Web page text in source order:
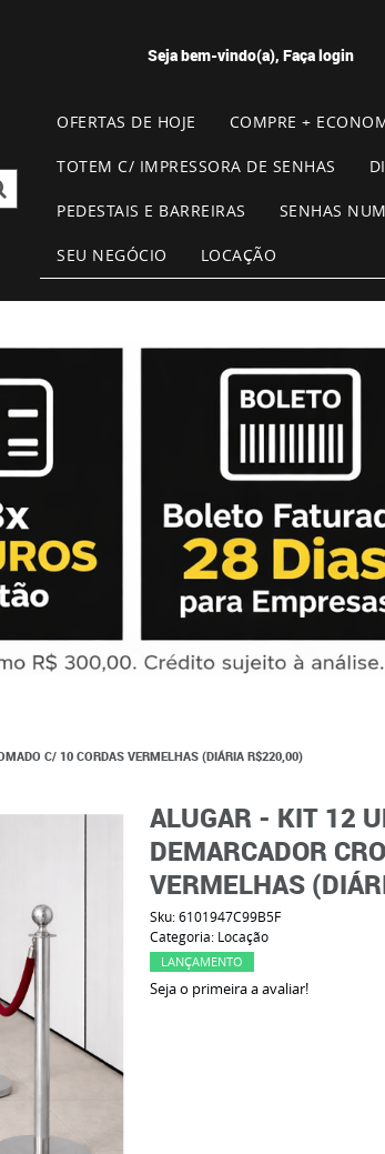
Seja bem-vindo(a), Faça login
OFERTAS DE HOJE COMPRE +
TOTEM C/ IMPRESSORA DE SENHAS
PEDESTAIS E BARREIRAS SENHAS
SEU NEGÓCIO LOCAÇÃO
C/ 10 CORDAS VERMELHAS (DIÁRIA R$220,00)
ALUGAR - KIT 12
DEMARCADOR
VERMELHAS
Sku:6101947C99B5F
Categoria: Locação
LANÇAMENTO
Seja o primeira a avaliar!